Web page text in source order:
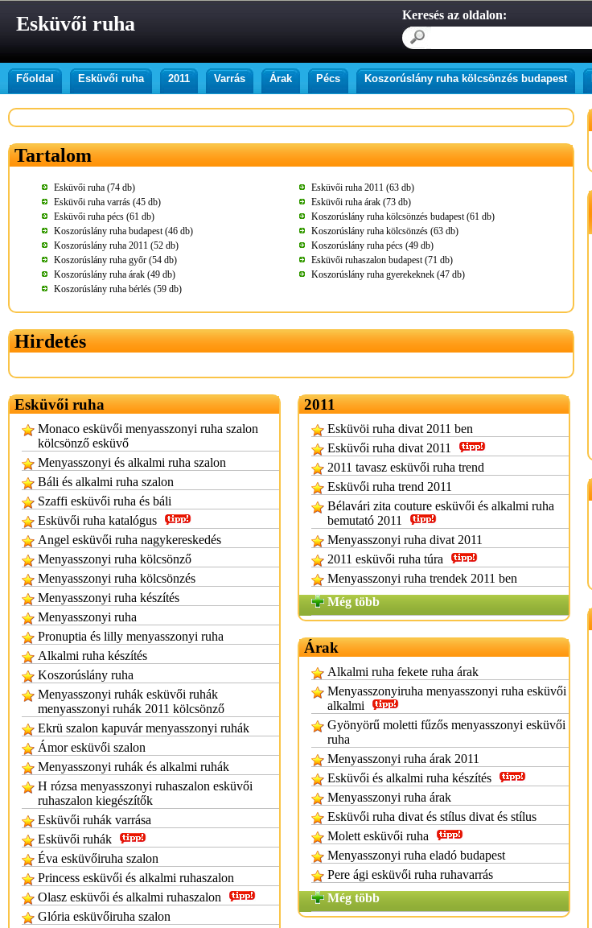
Esküvői ruha Keresés az oldalon:
Főoldal Esküvői ruha 2011 Varrás Árak Pécs Koszorúslány ruha kölcsönzés budapest
Tartalom
Esküvői ruha (74 db)
Esküvői ruha 2011 (63 db)
Esküvői ruha varrás (45 db)
Esküvői ruha árak (73 db)
Esküvői ruha pécs (61 db)
Koszorúslány ruha kölcsönzés budapest (61 db)
Koszorúslány ruha budapest (46 db)
Koszorúslány ruha kölcsönzés (63 db)
Koszorúslány ruha 2011 (52 db)
Koszorúslány ruha pécs (49 db)
Koszorúslány ruha győr (54 db)
Esküvői ruhaszalon budapest (71 db)
Koszorúslány ruha árak (49 db)
Koszorúslány ruha gyerekeknek (47 db)
Koszorúslány ruha bérlés (59 db)
Hirdetés
Esküvői ruha
Monaco esküvői menyasszonyi ruha szalon
kölcsönző esküvő
Menyasszonyi és alkalmi ruha szalon
Báli és alkalmi ruha szalon
Szaffi esküvői ruha és báli
Esküvői ruha katalógus
Angel esküvői ruha nagykereskedés
Menyasszonyi ruha kölcsönző
Menyasszonyi ruha kölcsönzés
Menyasszonyi ruha készítés
Menyasszonyi ruha
Pronuptia és lilly menyasszonyi ruha
Alkalmi ruha készítés
Koszorúslány ruha
Menyasszonyi ruhák esküvői ruhák
menyasszonyi ruhák 2011 kölcsönző
Ekrü szalon kapuvár menyasszonyi ruhák
Ámor esküvői szalon
Menyasszonyi ruhák és alkalmi ruhák
H rózsa menyasszonyi ruhaszalon esküvői
ruhaszalon kiegészítők
Esküvői ruhák varrása
Esküvői ruhák
Éva esküvőiruha szalon
Princess esküvői és alkalmi ruhaszalon
Olasz esküvői és alkalmi ruhaszalon
Glória esküvőiruha szalon
2011
Esküvöi ruha divat 2011 ben
Esküvői ruha divat 2011
2011 tavasz esküvői ruha trend
Esküvői ruha trend 2011
Bélavári zita couture esküvői és alkalmi ruha
bemutató 2011
Menyasszonyi ruha divat 2011
2011 esküvői ruha túra
Menyasszonyi ruha trendek 2011 ben
Még több
Árak
Alkalmi ruha fekete ruha árak
Menyasszonyiruha menyasszonyi ruha esküvői
alkalmi
Gyönyörű moletti fűzős menyasszonyi esküvői
ruha
Menyasszonyi ruha árak 2011
Esküvői és alkalmi ruha készítés
Menyasszonyi ruha árak
Esküvői ruha divat és stílus divat és stílus
Molett esküvői ruha
Menyasszonyi ruha eladó budapest
Pere ági esküvői ruha ruhavarrás
Még több